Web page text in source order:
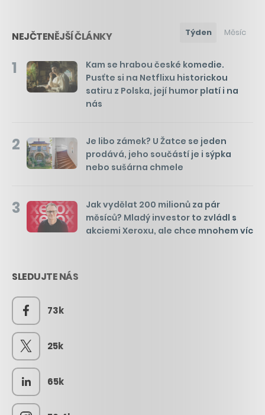
NEJČTENĚJŠÍ ČLÁNKY Týden Měsíc
1
Kam se hrabou české komedie.
Pusťte si na Netflixu historickou
satiru z Polska, její humor platí i na
nás
2
Je libo zámek? U Žatce se jeden
prodává, jeho součástí je i sýpka
nebo sušárna chmele
3
Jak vydělat 200 milionů za pár
měsíců? Mladý investor to zvládl s
akciemi Xeroxu, ale chce mnohem víc
SLEDUJTE NÁS
73k
25k
65k